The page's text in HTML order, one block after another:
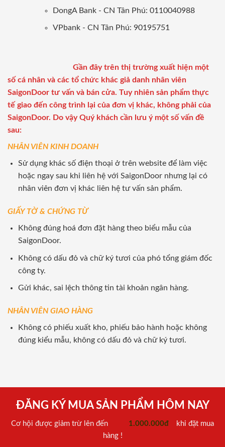
DongA Bank - CN Tân Phú: 0110040988
VPbank - CN Tân Phú: 90195751
Gần đây trên thị trường xuất hiện một
số cá nhân và các tổ chức khác giả danh nhân viên
SaigonDoor tư vấn và bán cửa. Tuy nhiên sản phẩm thực
tế giao đến công trình lại của đơn vị khác, không phải của
SaigonDoor. Do vậy Quý khách cần lưu ý một số vấn đề
sau:
NHÂN VIÊN KINH DOANH
Sử dụng khác số điện thoại ở trên website để làm việc
hoặc ngay sau khi liên hệ với SaigonDoor nhưng lại có
nhân viên đơn vị khác liên hệ tư vấn sản phẩm.
GIẤY TỜ & CHỨNG TỪ
Không đúng hoá đơn đặt hàng theo biểu mẫu của
SaigonDoor.
Không có dấu đỏ và chữ ký tươi của phó tổng giám đốc
công ty.
Gửi khác, sai lệch thông tin tài khoản ngân hàng.
NHÂN VIÊN GIAO HÀNG
Không có phiếu xuất kho, phiếu bảo hành hoặc không
đúng kiểu mẫu, không có dấu đỏ và chữ ký tươi.
ĐĂNG KÝ MUA SẢN PHẨM HÔM NAY
Cơ hội được giảm trừ lên đến 1.000.000đ
khi đặt mua
hàng !